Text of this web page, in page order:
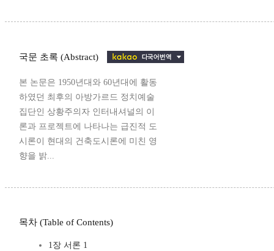
국문 초록 (Abstract)
본 논문은 1950년대와 60년대에 활동
하였던 최후의 아방가르드 정치예술
집단인 상황주의자 인터내셔널의 이
론과 프로젝트에 나타나는 급진적 도
시론이 현대의 건축도시론에 미친 영
향을 밝...
목차 (Table of Contents)
1장 서론 1